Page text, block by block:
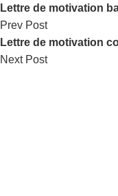
Lettre de motivation
Prev Post
Lettre de motivation
Next Post